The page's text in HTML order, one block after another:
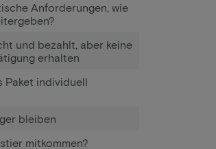
Anforderungen, wie
und bezahlt, aber keine
erhalten
Paket individuell
bleiben
mitkommen?